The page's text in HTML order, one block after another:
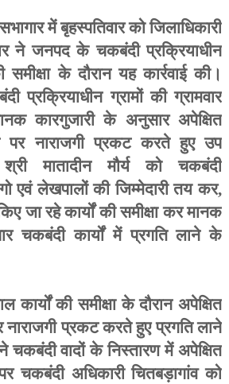
में बृहस्पतिवार को जिलाधिकारी
ने जनपद के चकबंदी प्रक्रियाधीन
समीक्षा के दौरान यह कार्रवाई की।
प्रक्रियाधीन ग्रामों की ग्रामवार
कारगुजारी के अनुसार अपेक्षित
पर नाराजगी प्रकट करते हुए उप
मातादीन मौर्य को चकबंदी
एवं लेखपालों की जिम्मेदारी तय कर,
जा रहे कार्यों की समीक्षा कर मानक
चकबंदी कार्यों में प्रगति लाने के
कार्यों की समीक्षा के दौरान अपेक्षित
नाराजगी प्रकट करते हुए प्रगति लाने
चकबंदी वादों के निस्तारण में अपेक्षित
चकबंदी अधिकारी चितबड़ागांव को